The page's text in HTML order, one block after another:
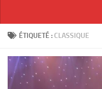
ÉTIQUETÉ : CLASSIQUE